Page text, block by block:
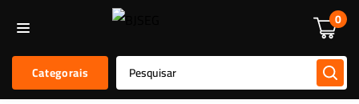
0
Categorais
Alarmes E Sensores